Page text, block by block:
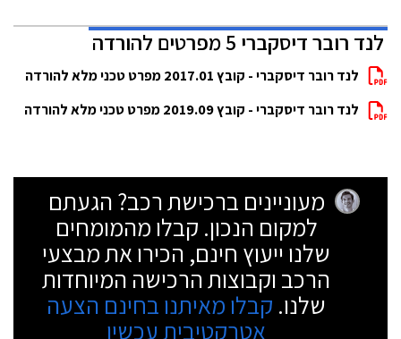
לנד רובר דיסקברי 5 מפרטים להורדה
לנד רובר דיסקברי - קובץ 2017.01 מפרט טכני מלא להורדה
לנד רובר דיסקברי - קובץ 2019.09 מפרט טכני מלא להורדה
מעוניינים ברכישת רכב? הגעתם
למקום הנכון. קבלו מהמומחים
שלנו ייעוץ חינם, הכירו את מבצעי
הרכב וקבוצות הרכישה המיוחדות
שלנו. קבלו מאיתנו בחינם הצעה
אטרקטיבית עכשיו